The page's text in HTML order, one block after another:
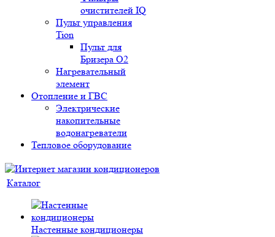
очистителей IQ
Пульт управления
Tion
Пульт для
Бризера O2
Нагревательный
элемент
Отопление и ГВС
Электрические
накопительные
водонагреватели
Тепловое оборудование
Каталог
Настенные кондиционеры